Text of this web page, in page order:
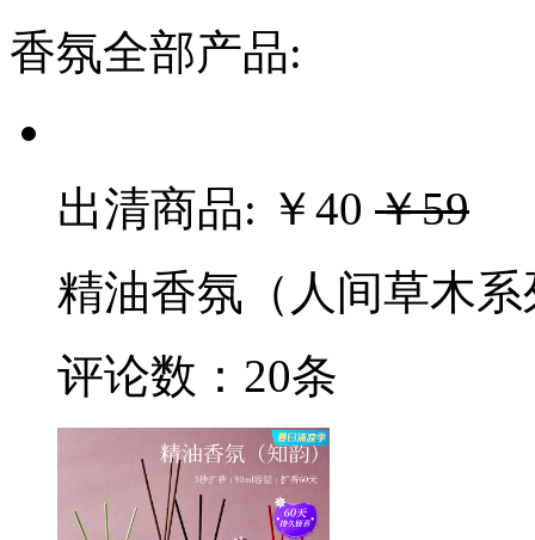
香氛全部产品:
出清商品: ￥40 ￥59
精油香氛（人间草木系
评论数： 20条